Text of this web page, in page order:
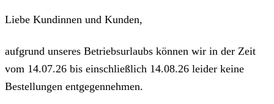
Liebe Kundinnen und Kunden,
aufgrund unseres Betriebsurlaubs können wir in der Zeit
vom 14.07.26 bis einschließlich 14.08.26 leider keine
Bestellungen entgegennehmen.